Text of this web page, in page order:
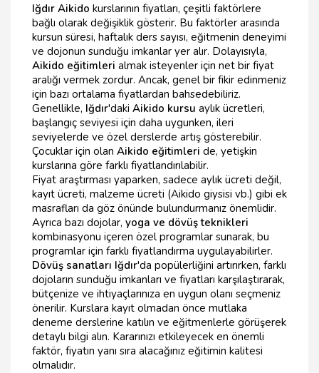
Iğdır Aikido kurslarının fiyatları, çeşitli faktörlere
bağlı olarak değişiklik gösterir. Bu faktörler arasında
kursun süresi, haftalık ders sayısı, eğitmenin deneyimi
ve dojonun sunduğu imkanlar yer alır. Dolayısıyla,
Aikido eğitimleri almak isteyenler için net bir fiyat
aralığı vermek zordur. Ancak, genel bir fikir edinmeniz
için bazı ortalama fiyatlardan bahsedebiliriz.
Genellikle, Iğdır'daki Aikido kursu aylık ücretleri,
başlangıç seviyesi için daha uygunken, ileri
seviyelerde ve özel derslerde artış gösterebilir.
Çocuklar için olan Aikido eğitimleri de, yetişkin
kurslarına göre farklı fiyatlandırılabilir.
Fiyat araştırması yaparken, sadece aylık ücreti değil,
kayıt ücreti, malzeme ücreti (Aikido giysisi vb.) gibi ek
masrafları da göz önünde bulundurmanız önemlidir.
Ayrıca bazı dojolar, yoga ve dövüş teknikleri
kombinasyonu içeren özel programlar sunarak, bu
programlar için farklı fiyatlandırma uygulayabilirler.
Dövüş sanatları Iğdır'da popülerliğini artırırken, farklı
dojoların sunduğu imkanları ve fiyatları karşılaştırarak,
bütçenize ve ihtiyaçlarınıza en uygun olanı seçmeniz
önerilir. Kurslara kayıt olmadan önce mutlaka
deneme derslerine katılın ve eğitmenlerle görüşerek
detaylı bilgi alın. Kararınızı etkileyecek en önemli
faktör, fiyatın yanı sıra alacağınız eğitimin kalitesi
olmalıdır.